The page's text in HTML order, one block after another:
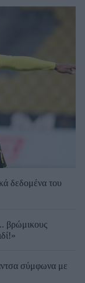
δεδομένα του
βρώμικους
σύμφωνα με